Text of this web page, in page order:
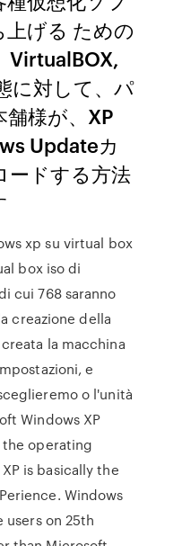
上げる ための
VirtualBOX,
に対して、パ
様が、XP
Updateカ
ードする方法
xp su virtual box
box iso di
cui 768 saranno
creazione della
la macchina
e
o l'unità
Windows XP
the operating
is basically the
Windows
users on 25th